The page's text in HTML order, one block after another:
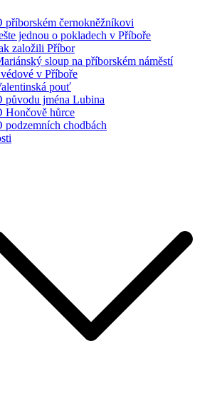
příborském černokněžníkovi
jednou o pokladech v Příboře
založili Příbor
sloup na příborském náměstí
v Příboře
pouť
původu jména Lubina
Hončově hůrce
podzemních chodbách